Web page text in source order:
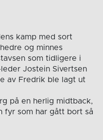
kamp med sort
og minnes
som tidligere i
Jostein Sivertsen
av Fredrik ble lagt ut
på en herlig midtback,
fyr som har gått bort så